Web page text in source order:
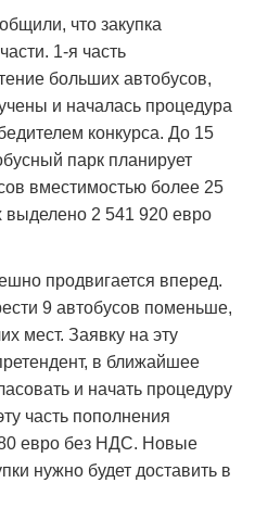
что закупка
1-я часть
больших автобусов,
и началась процедура
конкурса. До 15
парк планирует
вместимостью более 25
выделено 2 541 920 евро
продвигается вперед.
9 автобусов поменьше,
мест. Заявку на эту
в ближайшее
и начать процедуру
часть пополнения
евро без НДС. Новые
нужно будет доставить в